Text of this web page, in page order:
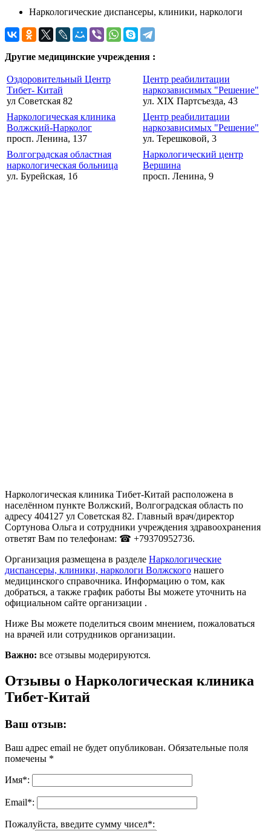
Наркологические диспансеры, клиники, наркологи
Другие медицинские учреждения :
Оздоровительный Центр
Тибет- Китай
ул Советская 82
Центр реабилитации
наркозависимых "Решение"
ул. XIX Партсъезда, 43
Наркологическая клиника
Волжский-Нарколог
просп. Ленина, 137
Центр реабилитации
наркозависимых "Решение"
ул. Терешковой, 3
Волгоградская областная
наркологическая больница
ул. Бурейская, 1б
Наркологический центр
Вершина
просп. Ленина, 9
Наркологическая клиника Тибет-Китай расположена в
населённом пункте Волжский, Волгоградская область по
адресу 404127 ул Советская 82. Главный врач/директор
Сортунова Ольга и сотрудники учреждения здравоохранения
ответят Вам по телефонам: ☎ +79370952736.
Организация размещена в разделе Наркологические
диспансеры, клиники, наркологи Волжского нашего
медицинского справочника. Информацию о том, как
добраться, а также график работы Вы можете уточнить на
официальном сайте организации .
Ниже Вы можете поделиться своим мнением, пожаловаться
на врачей или сотрудников организации.
Важно: все отзывы модерируются.
Отзывы о Наркологическая клиника
Тибет-Китай
Ваш отзыв:
Ваш адрес email не будет опубликован. Обязательные поля
помечены *
Имя*:
Email*:
Пожалуйста, введите сумму чисел*: